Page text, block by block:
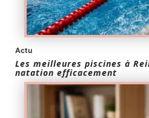
Actu
Les meilleures piscines à
natation efficacement